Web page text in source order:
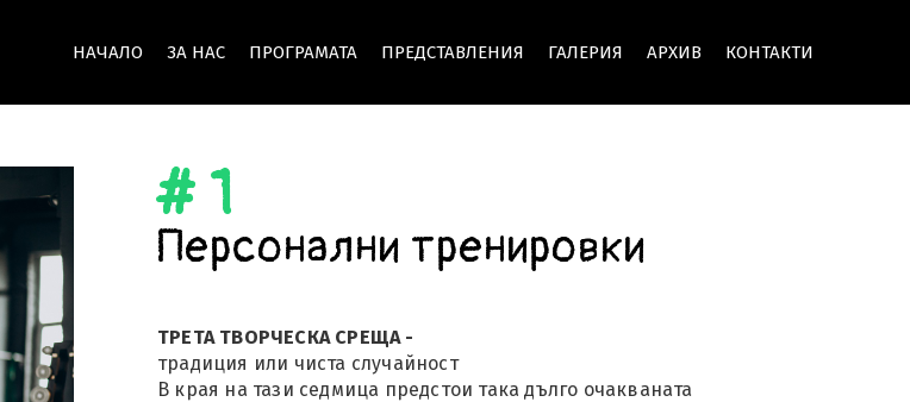
НАЧАЛО ЗА НАС ПРОГРАМАТА ПРЕДСТАВЛЕНИЯ ГАЛЕРИЯ АРХИВ КОНТАКТИ
# 1
Персонални тренировки
ТРЕТА ТВОРЧЕСКА СРЕЩА -
традиция или чиста случайност
В края на тази седмица предстои така дълго очакваната